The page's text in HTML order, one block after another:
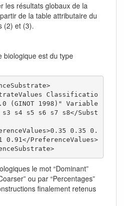
les résultats globaux de la
de la table attributaire du
(2) et (3).
biologique est du type
2.0 (GINOT 1998)" Variable
s3 s4 s5 s6 s7 s8</Subst
PreferenceValues>
le mot “Dominant”
ou par “Percentages”
finalement retenus